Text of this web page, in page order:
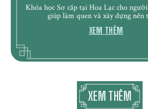
Khóa học Sơ cấp tại Hoa Lạc cho
giúp làm quen và xây dựng nền
XEM THÊM
XEM THÊM